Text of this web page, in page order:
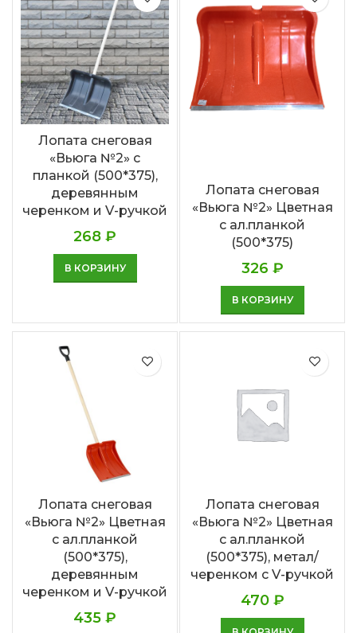
Лопата снеговая
«Вьюга №2» с
планкой (500*375),
деревянным
черенком и V-ручкой
268 ₽
В КОРЗИНУ
Лопата снеговая
«Вьюга №2» Цветная
с ал.планкой
(500*375)
326 ₽
В КОРЗИНУ
Лопата снеговая
«Вьюга №2» Цветная
с ал.планкой
(500*375),
деревянным
черенком и V-ручкой
435 ₽
Лопата снеговая
«Вьюга №2» Цветная
с ал.планкой
(500*375), метал/
черенком с V-ручкой
470 ₽